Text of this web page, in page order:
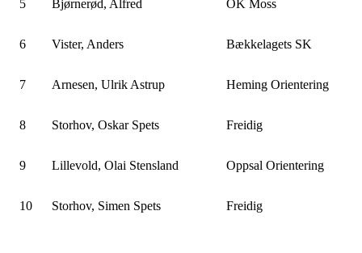
5 Bjørnerød, Alfred OK Moss
6 Vister, Anders Bækkelagets SK
7 Arnesen, Ulrik Astrup Heming Orientering
8 Storhov, Oskar Spets Freidig
9 Lillevold, Olai Stensland Oppsal Orientering
10 Storhov, Simen Spets Freidig